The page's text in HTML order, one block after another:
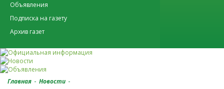
Объявления
Подписка на газету
Архив газет
Главная - Новости -